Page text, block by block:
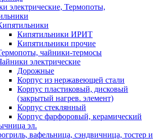
электрические, Термопоты,
Кипятильники ИРИТ
Кипятильники прочие
чайники-термосы
электрические
Дорожные
Корпус из нержавеющей стали
Корпус пластиковый, дисковый
(закрытый нагрев. элемент)
Корпус стеклянный
Корпус фарфоровый, керамический
эл.
вафельница, сэндвичница, тостер и